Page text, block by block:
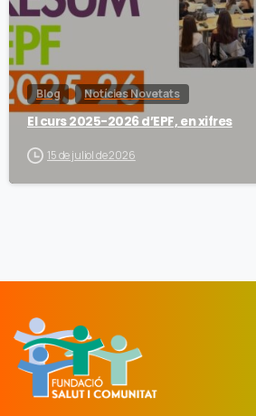
Blog Notícies Novetats
El curs 2025-2026 d’EPF, en xifres
15 de juliol de 2026